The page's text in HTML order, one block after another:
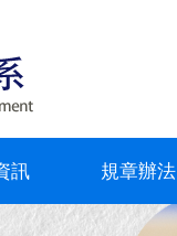
訊 規章辦法